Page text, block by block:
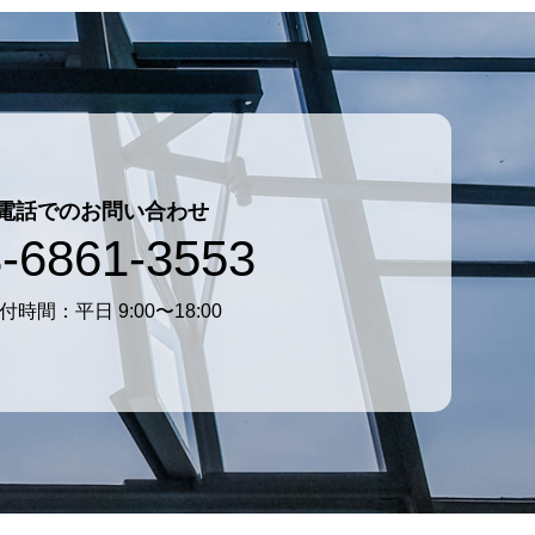
話でのお問い合わせ
6861-3553
時間：平日 9:00〜18:00